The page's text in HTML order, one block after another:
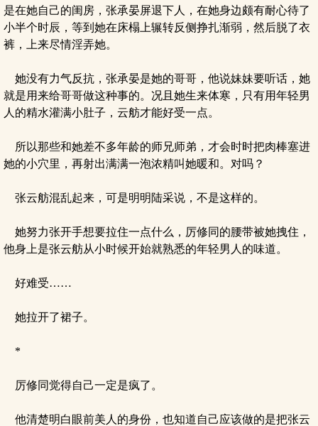
是在她自己的闺房，张承晏屏退下人，在她身边颇有耐心待了
小半个时辰，等到她在床榻上辗转反侧挣扎渐弱，然后脱了衣
裤，上来尽情淫弄她。
她没有力气反抗，张承晏是她的哥哥，他说妹妹要听话，她
就是用来给哥哥做这种事的。况且她生来体寒，只有用年轻男
人的精水灌满小肚子，云舫才能好受一点。
所以那些和她差不多年龄的师兄师弟，才会时时把肉棒塞进
她的小穴里，再射出满满一泡浓精叫她暖和。对吗？
张云舫混乱起来，可是明明陆采说，不是这样的。
她努力张开手想要拉住一点什么，厉修同的腰带被她拽住，
他身上是张云舫从小时候开始就熟悉的年轻男人的味道。
好难受……
她拉开了裙子。
*
厉修同觉得自己一定是疯了。
他清楚明白眼前美人的身份，也知道自己应该做的是把张云